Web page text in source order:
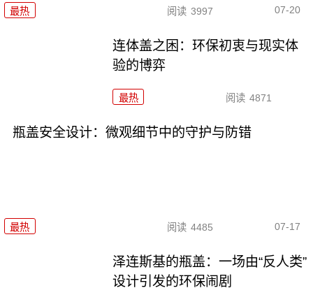
最热 阅读 3997 07-20
连体盖之困：环保初衷与现实体
验的博弈
最热 阅读 4871
瓶盖安全设计：微观细节中的守护与防错
最热 阅读 4485 07-17
泽连斯基的瓶盖：一场由“反人类”
设计引发的环保闹剧